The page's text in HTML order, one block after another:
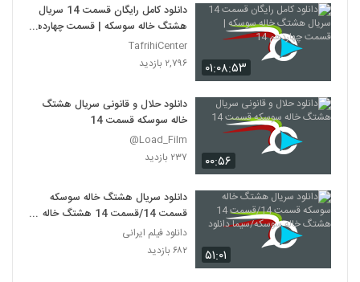
۰۱:۰۸:۵۳
دانلود کامل رایگان قسمت 14 سریال
هشتگ خاله سوسکه | قسمت چهاردهم
14
TafrihiCenter
۲,۷۹۶ بازدید
۰۰:۵۶
دانلود حلال و قانونی سریال هشتگ
خاله سوسکه قسمت 14
Load_Film@
۲۳۷ بازدید
۵۱:۰۱
دانلود سریال هشتگ خاله سوسکه
قسمت 14/قسمت 14 هشتگ خاله
سوسکه/سیما دانلود
دانلود فیلم ایرانی
۶۸۲ بازدید